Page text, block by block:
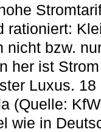
rationiert:
nicht bzw.
her ist
Luxus.
(Quelle:
wie in